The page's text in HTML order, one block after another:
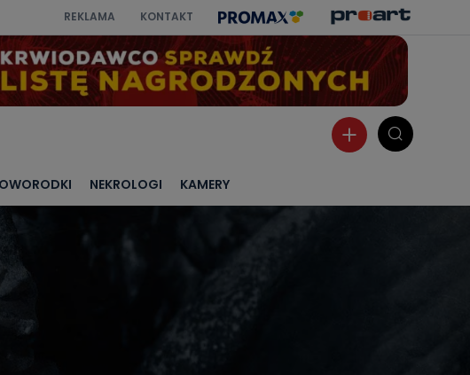
REKLAMA KONTAKT
NEKROLOGI KAMERY